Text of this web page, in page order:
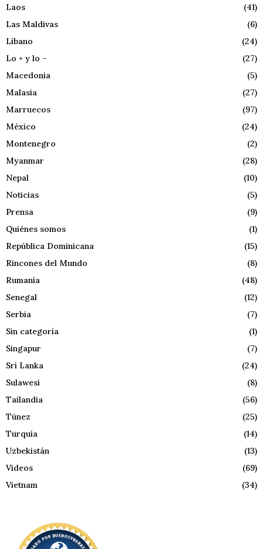
Laos
(41)
Las Maldivas
(6)
Líbano
(24)
Lo + y lo –
(27)
Macedonia
(5)
Malasia
(27)
Marruecos
(97)
México
(24)
Montenegro
(2)
Myanmar
(28)
Nepal
(10)
Noticias
(5)
Prensa
(9)
Quiénes somos
(1)
República Dominicana
(15)
Rincones del Mundo
(8)
Rumanía
(48)
Senegal
(12)
Serbia
(7)
Sin categoría
(1)
Singapur
(7)
Sri Lanka
(24)
Sulawesi
(8)
Tailandia
(56)
Túnez
(25)
Turquía
(14)
Uzbekistán
(13)
Videos
(69)
Vietnam
(34)